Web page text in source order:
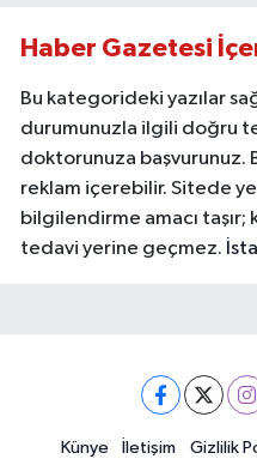
Haber Gazetesi
Bu kategorideki yazılar
durumunuzla ilgili doğru
doktorunuza başvurunuz.
reklam içerebilir. Sitede
bilgilendirme amacı taşır;
tedavi yerine geçmez.
Künye İletişim Gizlilik